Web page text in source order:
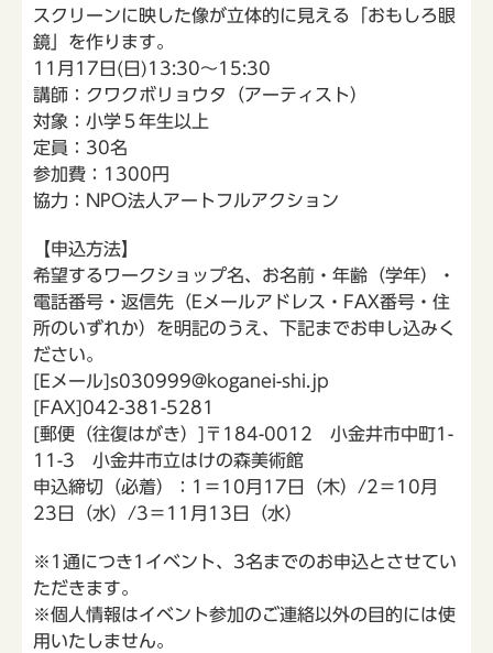
スクリーンに映した像が立体的に見える「おもしろ眼
鏡」を作ります。
11月17日(日)13:30～15:30
講師：クワクボリョウタ（アーティスト）
対象：小学５年生以上
定員：30名
参加費：1300円
協力：NPO法人アートフルアクション
【申込方法】
希望するワークショップ名、お名前・年齢（学年）・
電話番号・返信先（Eメールアドレス・FAX番号・住
所のいずれか）を明記のうえ、下記までお申し込みく
ださい。
[Eメール]s030999@koganei-shi.jp
[FAX]042-381-5281
[郵便（往復はがき）]〒184-0012 小金井市中町1-
11-3 小金井市立はけの森美術館
申込締切（必着）：1＝10月17日（木）/2＝10月
23日（水）/3＝11月13日（水）
※1通につき1イベント、3名までのお申込とさせてい
ただきます。
※個人情報はイベント参加のご連絡以外の目的には使
用いたしません。